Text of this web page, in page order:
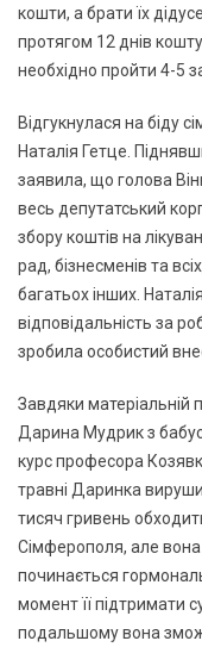
кошти, а брати їх
протягом 12 днів
необхідно пройти 4-5 за
Відгукнулася на біду
Наталія Гетце.
заявила, що голова
весь депутатський
збору коштів на
рад, бізнесменів та
багатьох інших.
відповідальність за
зробила особистий
Завдяки матеріальній
Дарина Мудрик з
курс професора
травні Даринка
тисяч гривень
Сімферополя, але
починається
момент її підтримати
подальшому вона